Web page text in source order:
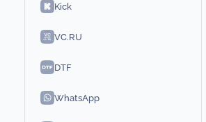
Kick
VC.RU
DTF
WhatsApp